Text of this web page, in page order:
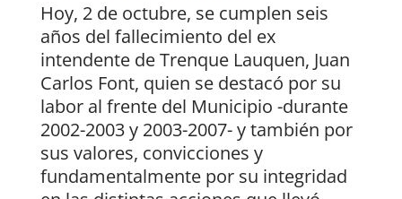
Hoy, 2 de octubre, se cumplen seis
años del fallecimiento del ex
intendente de Trenque Lauquen, Juan
Carlos Font, quien se destacó por su
labor al frente del Municipio -durante
2002-2003 y 2003-2007- y también por
sus valores, convicciones y
fundamentalmente por su integridad